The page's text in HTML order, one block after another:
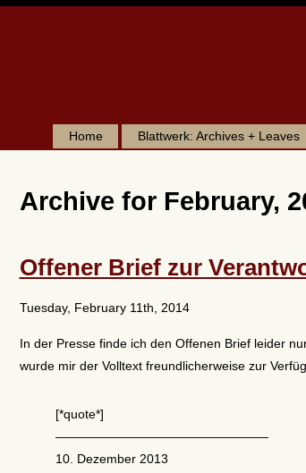
Home Blattwerk: Archives + Leaves
Archive for February,
Offener Brief zur
Tuesday, February 11th, 2014
In der Presse finde ich den Offenen Brief leider
wurde mir der Volltext freundlicherweise zur
[*quote*]
—————————————————
10. Dezember 2013